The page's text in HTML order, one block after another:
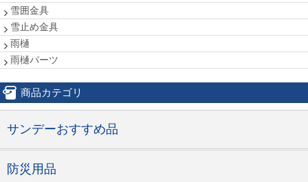
雪囲金具
雪止め金具
雨樋
雨樋パーツ
商品カテゴリ
サンデーおすすめ品
防災用品